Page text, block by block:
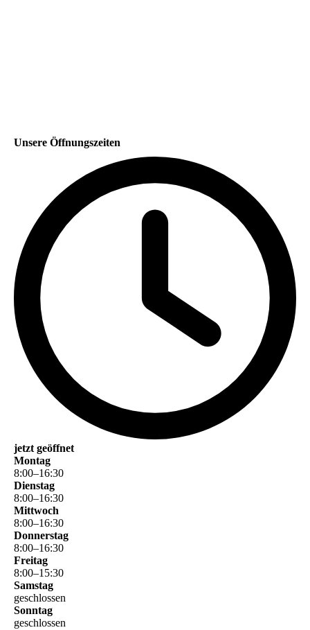
Unsere Öffnungszeiten
jetzt geöffnet
Montag
8:00–16:30
Dienstag
8:00–16:30
Mittwoch
8:00–16:30
Donnerstag
8:00–16:30
Freitag
8:00–15:30
Samstag
geschlossen
Sonntag
geschlossen